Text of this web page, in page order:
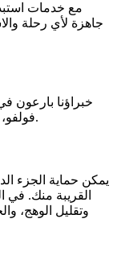
مع خدمات
جاهزة لأي رحلة
خبراؤنا بارعون
فولفو، مما يضمن الأمان ويحافظ على سلامة سيارتك.
يمكن حماية الجزء
وتقليل الوهج،